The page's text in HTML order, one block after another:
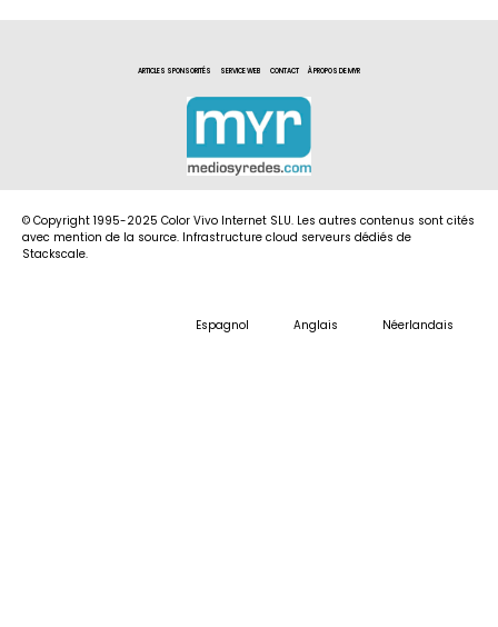
ARTICLES SPONSORITÉS SERVICE WEB CONTACT À PROPOS DE MYR
© Copyright 1995-2025 Color Vivo Internet SLU. Les autres contenus sont cités
avec mention de la source. Infrastructure cloud serveurs dédiés de
Stackscale.
Espagnol Anglais Néerlandais